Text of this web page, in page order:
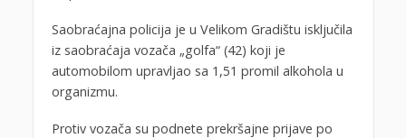
Saobraćajna policija je u Velikom Gradištu isključila
iz saobraćaja vozača „golfa“ (42) koji je
automobilom upravljao sa 1,51 promil alkohola u
organizmu.
Protiv vozača su podnete prekršajne prijave po